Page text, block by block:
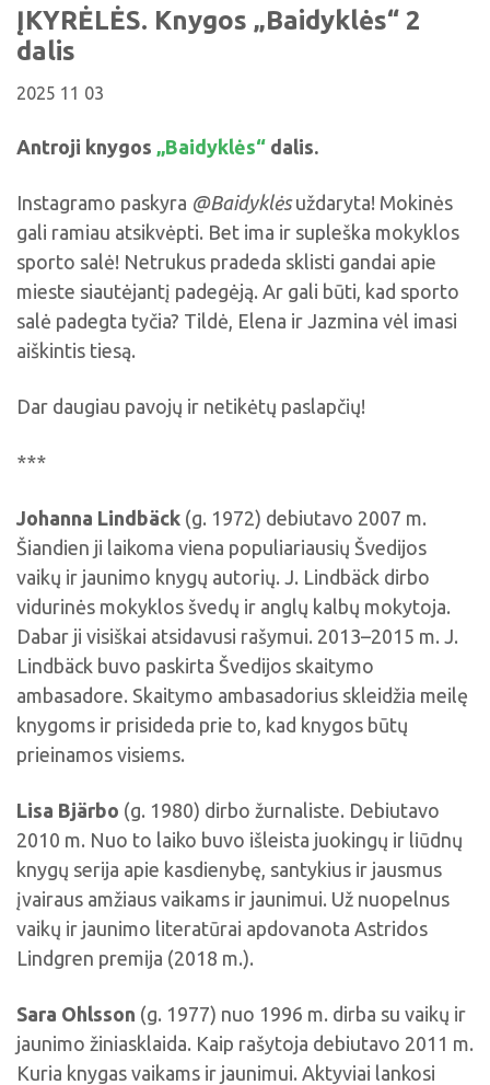
Biblioteka visiems
Žymūs kupiškėnai
Skulptūros, prabylančios autoriaus balsu
Virtualios parodos
NVŠ programa „Atrask ir kurk"
Periodiniai leidiniai
Tau patiks
Naudinga informacija
Padaliniai
ĮKYRĖLĖS. Knygos „Baidyklės“ 2
dalis
2025 11 03
Antroji knygos „Baidyklės“ dalis.
Instagramo paskyra @Baidyklėsuždaryta! Mokinės
gali ramiau atsikvėpti. Bet ima ir supleška mokyklos
sporto salė! Netrukus pradeda sklisti gandai apie
mieste siautėjantį padegėją. Ar gali būti, kad sporto
salė padegta tyčia? Tildė, Elena ir Jazmina vėl imasi
aiškintis tiesą.
Dar daugiau pavojų ir netikėtų paslapčių!
***
Johanna Lindbäck (g. 1972) debiutavo 2007 m.
Šiandien ji laikoma viena populiariausių Švedijos
vaikų ir jaunimo knygų autorių. J. Lindbäck dirbo
vidurinės mokyklos švedų ir anglų kalbų mokytoja.
Dabar ji visiškai atsidavusi rašymui. 2013–2015 m. J.
Lindbäck buvo paskirta Švedijos skaitymo
ambasadore. Skaitymo ambasadorius skleidžia meilę
knygoms ir prisideda prie to, kad knygos būtų
prieinamos visiems.
Lisa Bjärbo (g. 1980) dirbo žurnaliste. Debiutavo
2010 m. Nuo to laiko buvo išleista juokingų ir liūdnų
knygų serija apie kasdienybę, santykius ir jausmus
įvairaus amžiaus vaikams ir jaunimui. Už nuopelnus
vaikų ir jaunimo literatūrai apdovanota Astridos
Lindgren premija (2018 m.).
Sara Ohlsson (g. 1977) nuo 1996 m. dirba su vaikų ir
jaunimo žiniasklaida. Kaip rašytoja debiutavo 2011 m.
Kuria knygas vaikams ir jaunimui. Aktyviai lankosi